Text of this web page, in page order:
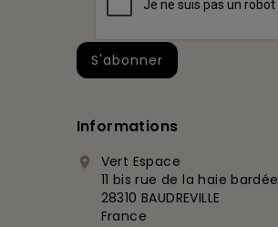
Informations

Vert Espace
11 bis rue de la haie bardée
28310 BAUDREVILLE
France